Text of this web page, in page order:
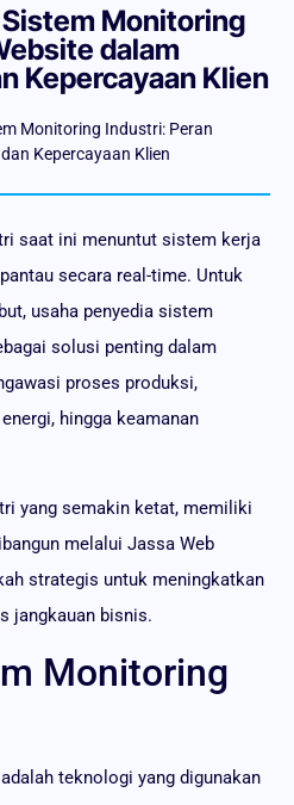
Monitoring
dalam
Kepercayaan Klien
Monitoring Industri: Peran
Kepercayaan Klien
saat ini menuntut sistem kerja
secara real-time. Untuk
usaha penyedia sistem
solusi penting dalam
proses produksi,
hingga keamanan
yang semakin ketat, memiliki
melalui Jassa Web
strategis untuk meningkatkan
jangkauan bisnis.
Monitoring
teknologi yang digunakan